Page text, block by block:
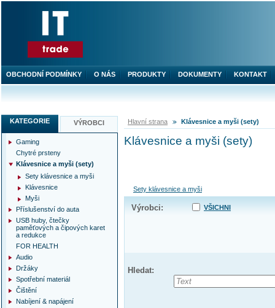
Hlavní strana Klávesnice a myši (sety)
Klávesnice a myši (sety)
Sety klávesnice a myši
Výrobci: VŠICHNI
Hledat:
KATEGORIE VÝROBCI
Gaming
Chytré prsteny
Klávesnice a myši (sety)
Sety klávesnice a myši
Klávesnice
Myši
Příslušenství do auta
USB huby, čtečky
paměťových a čipových karet
a redukce
FOR HEALTH
Audio
Držáky
Spotřební materiál
Čištění
Nabíjení & napájení
OBCHODNÍ PODMÍNKY O NÁS PRODUKTY DOKUMENTY KONTAKT